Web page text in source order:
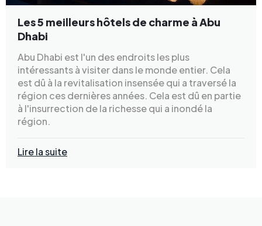
Les 5 meilleurs hôtels de charme à Abu
Dhabi
Abu Dhabi est l'un des endroits les plus
intéressants à visiter dans le monde entier. Cela
est dû à la revitalisation insensée qui a traversé la
région ces dernières années. Cela est dû en partie
à l'insurrection de la richesse qui a inondé la
région.
Lire la suite